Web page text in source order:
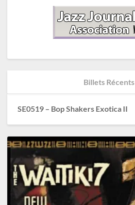
Billets Récents
SE0519 – Bop Shakers Exotica II